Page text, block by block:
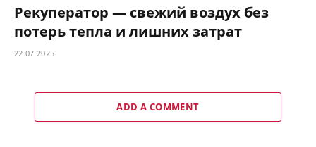
Рекуператор — свежий воздух без
потерь тепла и лишних затрат
22.07.2025
ADD A COMMENT